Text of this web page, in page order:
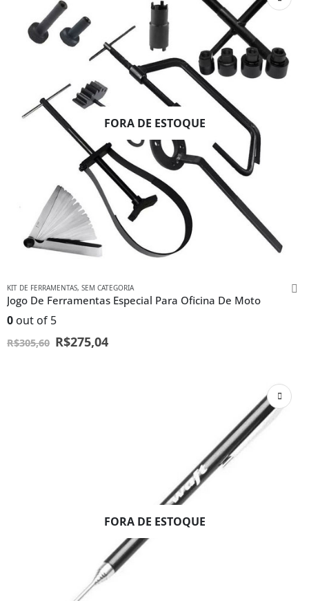
FORA DE ESTOQUE
KIT DE FERRAMENTAS, SEM CATEGORIA
Jogo De Ferramentas Especial Para Oficina De Moto
0 out of 5
R$305,60 R$275,04
FORA DE ESTOQUE